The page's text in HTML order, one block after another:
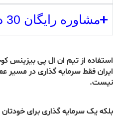
مشاوره رایگان 30 دقیقه ای
استفاده از تیم ان ال پی بیزینس
ایران فقط سرمایه گذاری در مسیر
نیست.
بلکه یک سرمایه گذاری برای